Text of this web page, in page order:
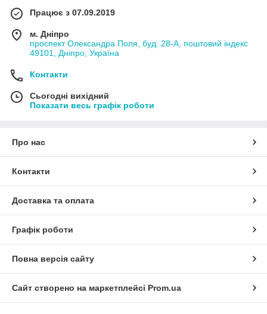
Працює з 07.09.2019
м. Дніпро
проспект Олександра Поля, буд. 28-А, поштовий індекс
49101, Дніпро, Україна
Контакти
Сьогодні вихідний
Показати весь графік роботи
Про нас
Контакти
Доставка та оплата
Графік роботи
Повна версія сайту
Сайт створено на маркетплейсі Prom.ua